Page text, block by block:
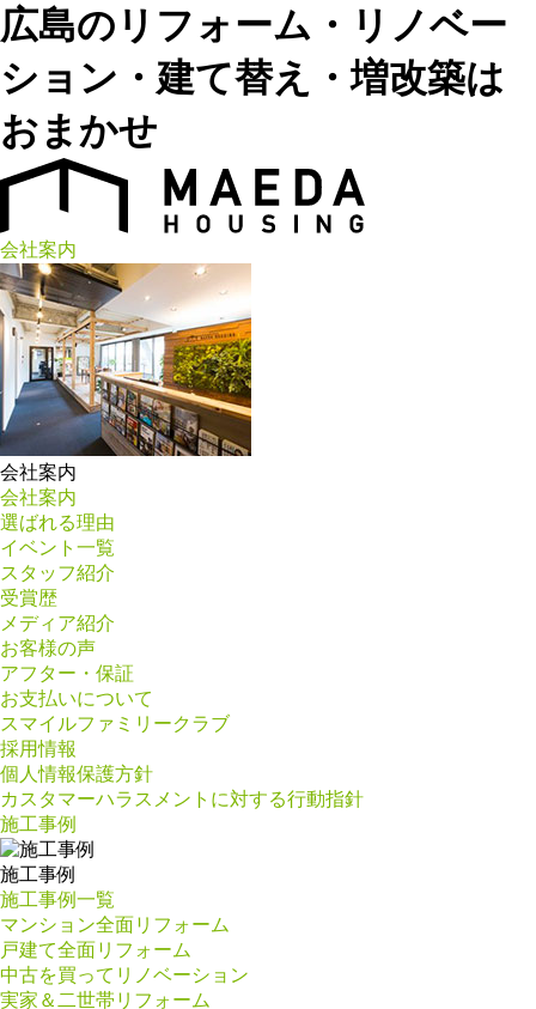
広島のリフォーム・リノベー
ション・建て替え・増改築は
おまかせ
会社案内
会社案内
会社案内
選ばれる理由
イベント一覧
スタッフ紹介
受賞歴
メディア紹介
お客様の声
アフター・保証
お支払いについて
スマイルファミリークラブ
採用情報
個人情報保護方針
カスタマーハラスメントに対する行動指針
施工事例
施工事例
施工事例一覧
マンション全面リフォーム
戸建て全面リフォーム
中古を買ってリノベーション
実家＆二世帯リフォーム